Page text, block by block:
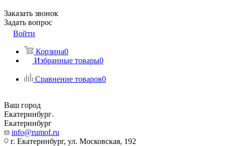
Заказать звонок
Задать вопрос
Войти
Корзина0
Избранные товары0
Сравнение товаров0
Ваш город
Екатеринбург
Екатеринбург
info@rumof.ru
г. Екатеринбург, ул. Московская, 192